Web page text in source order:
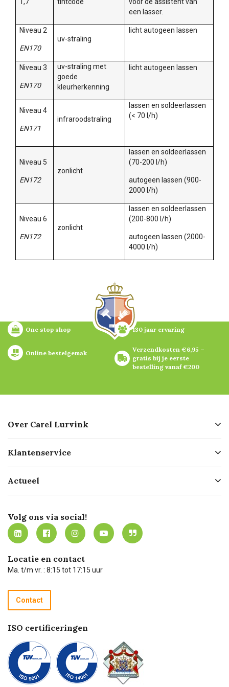
een lasser.
Niveau 2
EN170
uv-straling
licht autogeen lassen
Niveau 3
EN170
uv-straling met
goede
kleurherkenning
licht autogeen lassen
Niveau 4
EN171
infraroodstraling
lassen en soldeerlassen
(< 70 l/h)
Niveau 5
EN172
zonlicht
lassen en soldeerlassen
(70-200 l/h)
autogeen lassen (900-
2000 l/h)
Niveau 6
EN172
zonlicht
lassen en soldeerlassen
(200-800 l/h)
autogeen lassen (2000-
4000 l/h)
One stop shop 130 jaar ervaring
Online bestelgemak
Verzendkosten €6,95 –
gratis bij je eerste
bestelling vanaf €200
Over Carel Lurvink
Geschiedenis
Missie
Werken bij Carel Lurvink
MVO
Klantenservice
Bezorgen
Mijn Carel Lurvink
Mijn Carel Lurvink instructievideo's
Carel Lurvink App
Hulp op afstand
Technische dienst
Recycle programma
Betalen
Actueel
Innovation LAB
Tevreden klanten
Carel Lurvink Blog
Carel de podcast
Volg ons via social!
Locatie en contact
Ma. t/m vr. : 8:15 tot 17:15 uur
Contact
ISO certificeringen